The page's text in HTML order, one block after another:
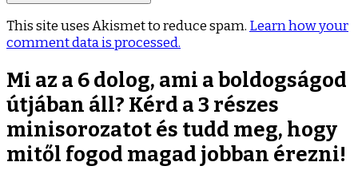
This site uses Akismet to reduce spam. Learn how your
comment data is processed.
Mi az a 6 dolog, ami a boldogságod
útjában áll? Kérd a 3 részes
minisorozatot és tudd meg, hogy
mitől fogod magad jobban érezni!